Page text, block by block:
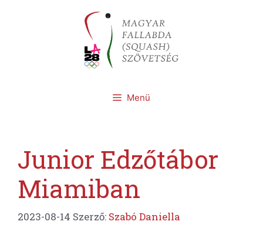
Menü
Junior Edzőtábor
Miamiban
2023-08-14 Szerző: Szabó Daniella